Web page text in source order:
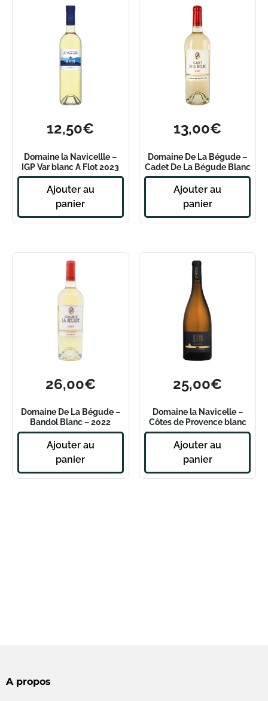
12,50€
Domaine la Navicellle –
IGP Var blanc A Flot 2023
Ajouter au
panier
13,00€
Domaine De La Bégude –
Cadet De La Bégude Blanc
– 2024
Ajouter au
panier
26,00€
Domaine De La Bégude –
Bandol Blanc – 2022
Ajouter au
panier
25,00€
Domaine la Navicelle –
Côtes de Provence blanc
Zéphir 2021
Ajouter au
panier
A propos